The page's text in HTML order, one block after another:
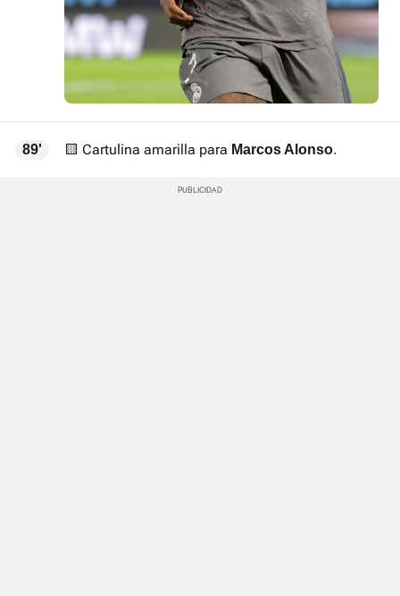
89' 🟨 Cartulina amarilla para Marcos Alonso.